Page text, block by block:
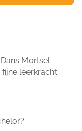
Mortsel-
leerkracht